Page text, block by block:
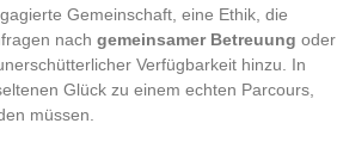
Gemeinschaft, eine Ethik, die
nach gemeinsamer Betreuung oder
Verfügbarkeit hinzu. In
Glück zu einem echten Parcours,
müssen.